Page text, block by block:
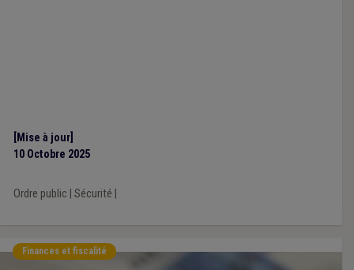
[Mise à jour]
10 Octobre 2025
Ordre public Sécurité
Finances et fiscalité